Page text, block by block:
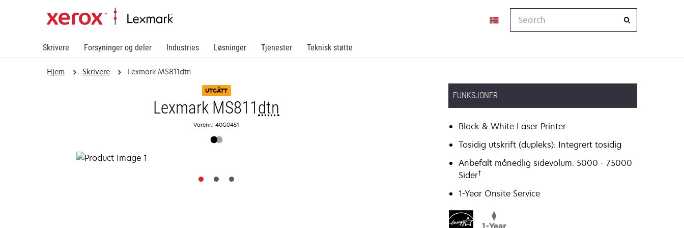
Skrivere Forsyninger og deler Industries Løsninger Tjenester Teknisk støtte
Hjem Skrivere Lexmark MS811dtn
UTGÅTT
Lexmark MS811dtn
Varenr.: 40G0451
FUNKSJONER
Black & White Laser Printer
Tosidig utskrift (dupleks): Integrert tosidig
Anbefalt månedlig sidevolum: 5000 - 75000
Sider†
1-Year Onsite Service